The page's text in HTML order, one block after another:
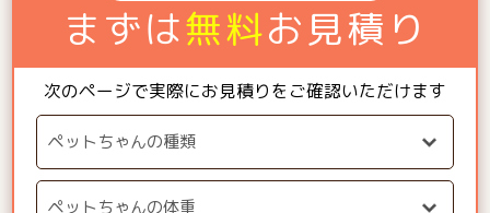
まずは無料お見積り
次のページで実際にお見積りをご確認いただけます